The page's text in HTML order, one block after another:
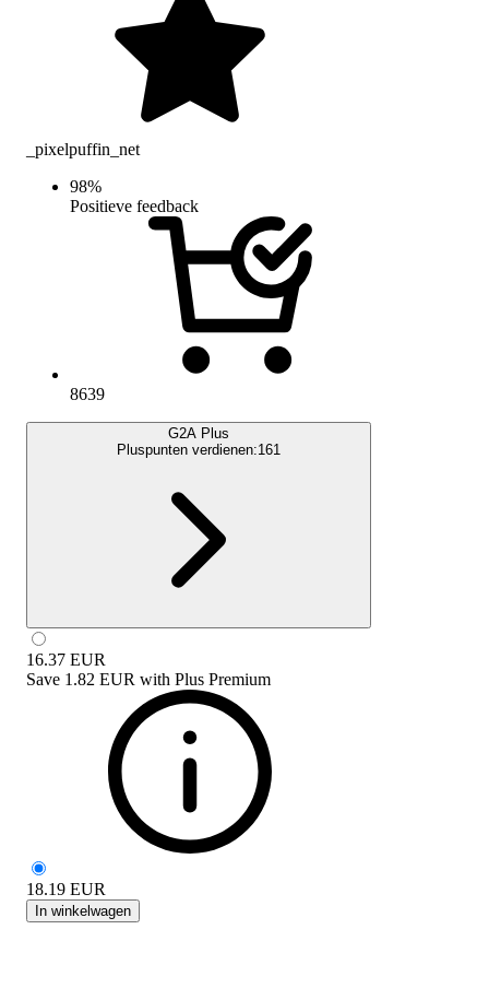
_pixelpuffin_net
98%
Positieve feedback
8639
G2A Plus
Pluspunten verdienen:161
16.37 EUR
Save 1.82 EUR with Plus Premium
18.19 EUR
In winkelwagen